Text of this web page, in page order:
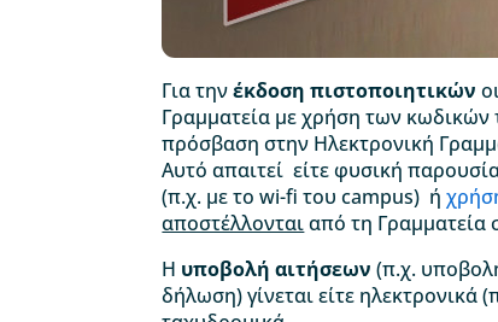
Για τηνέκδοση πιστοποιητικών
Γραμματεία με χρήση των
πρόσβαση στην Ηλεκτρονική
Αυτό απαιτεί είτε φυσική
(π.χ. με το wi-fi του campus) ή
αποστέλλονταιαπό τη Γραμματεία
Η υποβολή αιτήσεων (π.χ.
δήλωση) γίνεται είτε ηλεκτρονικά